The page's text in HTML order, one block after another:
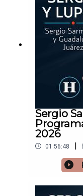
Sergio
2026
01:56:48 |